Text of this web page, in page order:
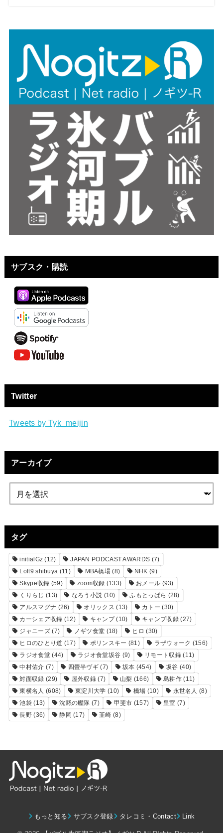
サブスク・購読
Twitter
Tweets by Tyk_meijin
アーカイブ
タグ
initialGz (12) JAPAN PODCAST AWARDS (7)
Loft9 shibuya (11) MBA橋場 (8) NHK (9)
Skype収録 (59) zoom収録 (133) おメール (93)
くりらじ (13) なろう小説 (10) ふもとっぱら (28)
アルスマグナ (26) オリックス (13) カトー (30)
カーシェア収録 (12) キャンプ(10) キャンプ収録(27)
ジャニーズ(7) ノギツ食堂 (18) ヒロ (30)
ヒロのひとり道 (17) ポリンスキー (81) ラザウォーク (156)
ラジオ食堂(44) ラジオ食堂坂谷 (9) リモート収録(11)
中村佑介 (7) 四畳半ヴギ (7) 坂本 (454) 坂谷 (40)
対面収録 (29) 屋外収録 (7) 山梨 (166) 島耕作(11)
東横名人 (608) 東淀川大学 (10) 橋場 (10) 永世名人 (8)
池袋 (13) 沈黙の艦隊 (7) 甲斐市 (157) 皇室 (7)
長野 (36) 静岡 (17) 韮崎 (8)
もっと知る サブスク登録 タレコミ・Contact Link